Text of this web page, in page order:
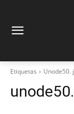
Etiquetas Unode50.